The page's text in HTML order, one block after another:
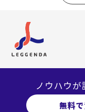
ノウハウが
無料